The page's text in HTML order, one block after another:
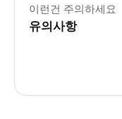
이런건 주의하세요
유의사항